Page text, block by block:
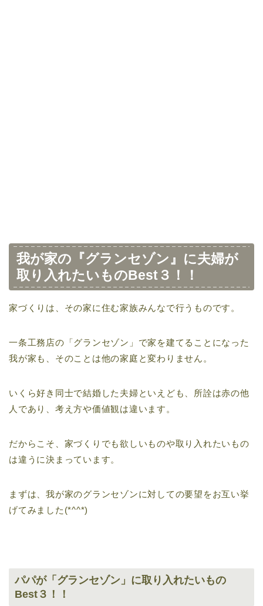
我が家の『グランセゾン』に夫婦が
取り入れたいものBest３！！
家づくりは、その家に住む家族みんなで行うものです。
一条工務店の「グランセゾン」で家を建てることになった
我が家も、そのことは他の家庭と変わりません。
いくら好き同士で結婚した夫婦といえども、所詮は赤の他
人であり、考え方や価値観は違います。
だからこそ、家づくりでも欲しいものや取り入れたいもの
は違うに決まっています。
まずは、我が家のグランセゾンに対しての要望をお互い挙
げてみました(*^^*)
パパが「グランセゾン」に取り入れたいもの
Best３！！